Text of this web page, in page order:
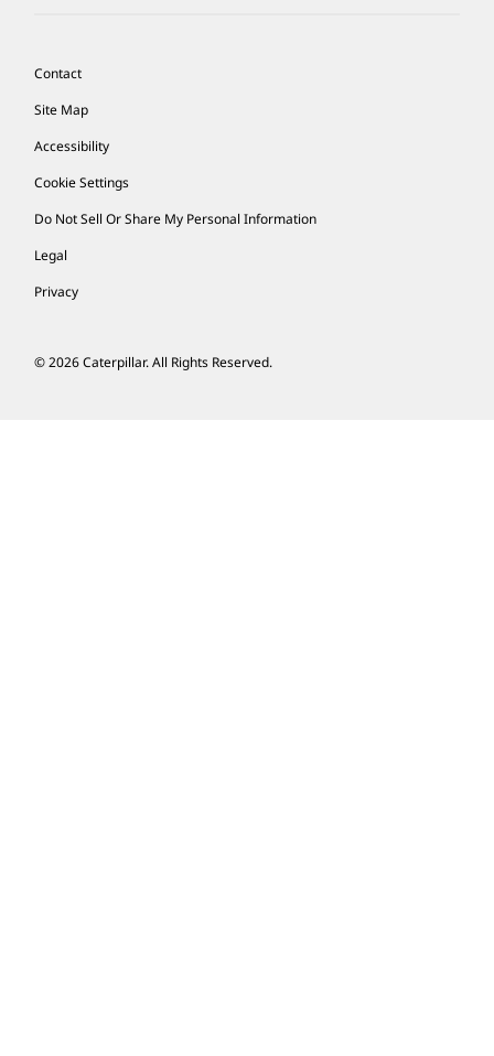
Contact
Site Map
Accessibility
Cookie Settings
Do Not Sell Or Share My Personal Information
Legal
Privacy
© 2026 Caterpillar. All Rights Reserved.